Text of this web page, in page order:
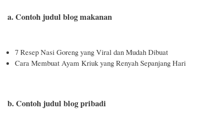
a. Contoh judul blog makanan
7 Resep Nasi Goreng yang Viral dan Mudah Dibuat
Cara Membuat Ayam Kriuk yang Renyah Sepanjang Hari
b. Contoh judul blog pribadi